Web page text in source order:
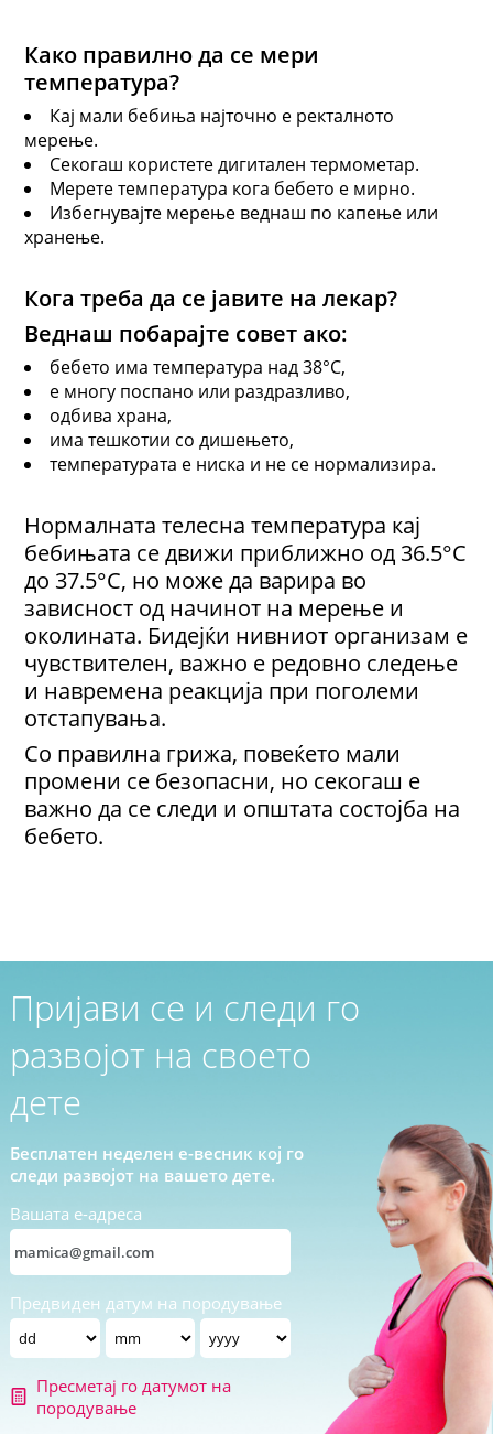
Како правилно да се мери
температура?
Кај мали бебиња најточно е ректалното
мерење.
Секогаш користете дигитален термометар.
Мерете температура кога бебето е мирно.
Избегнувајте мерење веднаш по капење или
хранење.
Кога треба да се јавите на лекар?
Веднаш побарајте совет ако:
бебето има температура над 38°C,
е многу поспано или раздразливо,
одбива храна,
има тешкотии со дишењето,
температурата е ниска и не се нормализира.
Нормалната телесна температура кај
бебињата се движи приближно од 36.5°C
до 37.5°C, но може да варира во
зависност од начинот на мерење и
околината. Бидејќи нивниот организам е
чувствителен, важно е редовно следење
и навремена реакција при поголеми
отстапувања.
Со правилна грижа, повеќето мали
промени се безопасни, но секогаш е
важно да се следи и општата состојба на
бебето.
Пријави се и следи го
развојот на своето
дете
Бесплатен неделен е-весник кој го
следи развојот на вашето дете.
Вашата е-адреса
Предвиден датум на породување
Пресметај го датумот на
породување